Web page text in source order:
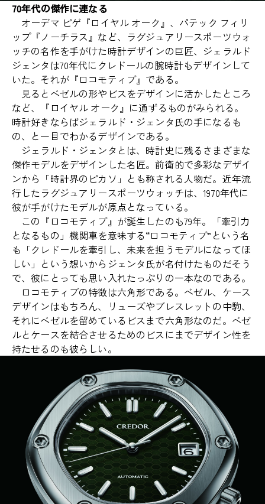
70年代の傑作に連なる
オーデマ ピゲ『ロイヤル オーク』、パテック フィリ
ップ『ノーチラス』など、ラグジュアリースポーツウォ
ッチの名作を手がけた時計デザインの巨匠、ジェラルド
ジェンタは70年代にクレドールの腕時計もデザインして
いた。それが『ロコモティブ』である。
見るとベゼルの形やビスをデザインに活かしたところ
など、『ロイヤル オーク』に通ずるものがみられる。
時計好きならばジェラルド・ジェンタ氏の手になるも
の、と一目でわかるデザインである。
ジェラルド・ジェンタとは、時計史に残るさまざまな
傑作モデルをデザインした名匠。前衛的で多彩なデザイ
ンから「時計界のピカソ」とも称される人物だ。近年流
行したラグジュアリースポーツウォッチは、1970年代に
彼が手がけたモデルが原点となっている。
この『ロコモティブ』が誕生したのも79年。「牽引力
となるもの」機関車を意味する“ロコモティブ”という名
も「クレドールを牽引し、未来を担うモデルになってほ
しい」という想いからジェンタ氏が名付けたものだそう
で、彼にとっても思い入れたっぷりの一本なのである。
ロコモティブの特徴は六角形である。ベゼル、ケース
デザインはもちろん、リューズやブレスレットの中駒、
それにベゼルを留めているビスまで六角形なのだ。ベゼ
ルとケースを結合させるためのビスにまでデザイン性を
持たせるのも彼らしい。